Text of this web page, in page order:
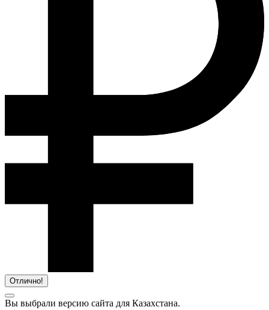
Отлично!
Вы выбрали версию сайта для Казахстана.